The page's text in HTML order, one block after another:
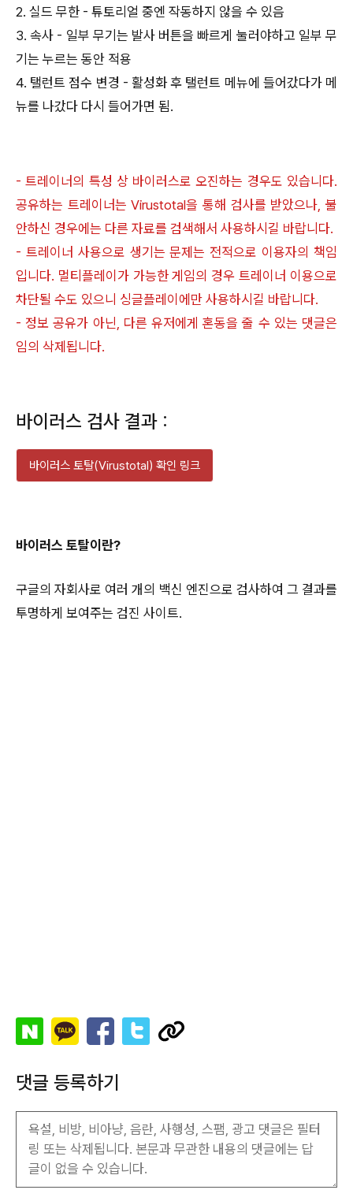
2. 실드 무한 - 튜토리얼 중엔 작동하지 않을 수 있음
3. 속사 - 일부 무기는 발사 버튼을 빠르게 눌러야하고 일부 무
기는 누르는 동안 적용
4. 탤런트 점수 변경 - 활성화 후 탤런트 메뉴에 들어갔다가 메
뉴를 나갔다 다시 들어가면 됨.
- 트레이너의 특성 상 바이러스로 오진하는 경우도 있습니다.
공유하는 트레이너는 Virustotal을 통해 검사를 받았으나, 불
안하신 경우에는 다른 자료를 검색해서 사용하시길 바랍니다.
- 트레이너 사용으로 생기는 문제는 전적으로 이용자의 책임
입니다. 멀티플레이가 가능한 게임의 경우 트레이너 이용으로
차단될 수도 있으니 싱글플레이에만 사용하시길 바랍니다.
- 정보 공유가 아닌, 다른 유저에게 혼동을 줄 수 있는 댓글은
임의 삭제됩니다.
바이러스 검사 결과 :
바이러스 토탈(Virustotal) 확인 링크
바이러스 토탈이란?
구글의 자회사로 여러 개의 백신 엔진으로 검사하여 그 결과를
투명하게 보여주는 검진 사이트.
댓글 등록하기